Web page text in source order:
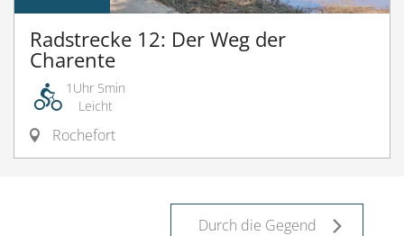
Radstrecke 12: Der Weg der
Charente
1Uhr 5min
Leicht
Rochefort
Durch die Gegend